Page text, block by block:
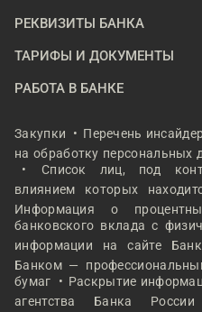
РЕКВИЗИТЫ БАНКА
ТАРИФЫ И ДОКУМЕНТЫ
РАБОТА В БАНКЕ
Закупки Перечень
на обработку персональных
Список лиц, под
влиянием которых
Информация о
банковского вклада с
информации на сайте
Банком —
бумаг
Раскрытие
агентства Банка России